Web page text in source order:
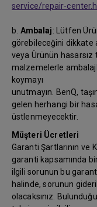
service/repair-
b. Ambalaj: Lütfen
görebileceğini dikkate
veya Ürünün hasarsız
malzemelerle
koymayı
unutmayın. BenQ,
gelen herhangi bir
üstlenmeyecektir.
Müşteri Ücretleri
Garanti Şartlarının ve
garanti kapsamında
ilgili sorunun bu
halinde, sorunun
olacaksınız.